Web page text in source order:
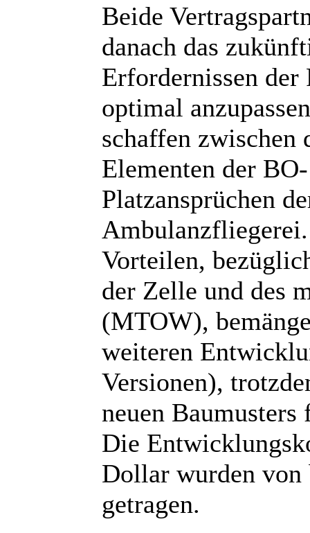
Beide
danach das
Erfordernissen
optimal
schaffen zwischen
Elementen der
Platzansprüchen
Vorteilen,
der Zelle und des
(MTOW),
weiteren
Versionen),
neuen
Die
Dollar wurden von
getragen.